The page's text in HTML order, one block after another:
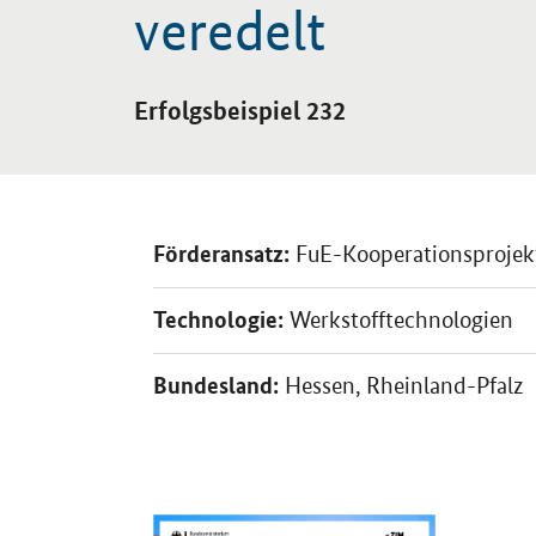
veredelt
Erfolgsbeispiel 232
Förderansatz: FuE-
Technologie: Werkstofftechnologien
Bundesland: Hessen, Rheinland-Pfalz